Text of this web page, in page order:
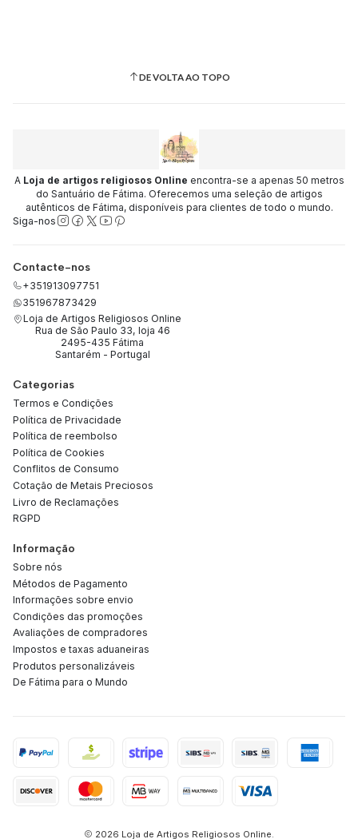
DE VOLTA AO TOPO
A Loja de artigos religiosos Online encontra-se a apenas 50 metros
do Santuário de Fátima. Oferecemos uma seleção de artigos
autênticos de Fátima, disponíveis para clientes de todo o mundo.
Siga-nos
Contacte-nos
+351913097751
351967873429
Loja de Artigos Religiosos Online
Rua de São Paulo 33, loja 46
2495-435 Fátima
Santarém - Portugal
Categorias
Termos e Condições
Política de Privacidade
Política de reembolso
Política de Cookies
Conflitos de Consumo
Cotação de Metais Preciosos
Livro de Reclamações
RGPD
Informação
Sobre nós
Métodos de Pagamento
Informações sobre envio
Condições das promoções
Avaliações de compradores
Impostos e taxas aduaneiras
Produtos personalizáveis
De Fátima para o Mundo
2026 Loja de Artigos Religiosos Online.